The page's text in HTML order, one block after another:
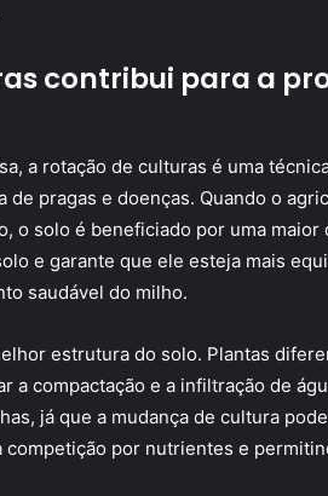
contribui para a
a rotação de culturas é uma
pragas e doenças. Quando o
o solo é beneficiado por uma maior
e garante que ele esteja mais
saudável do milho.
estrutura do solo. Plantas
a compactação e a infiltração de
já que a mudança de cultura
por nutrientes e